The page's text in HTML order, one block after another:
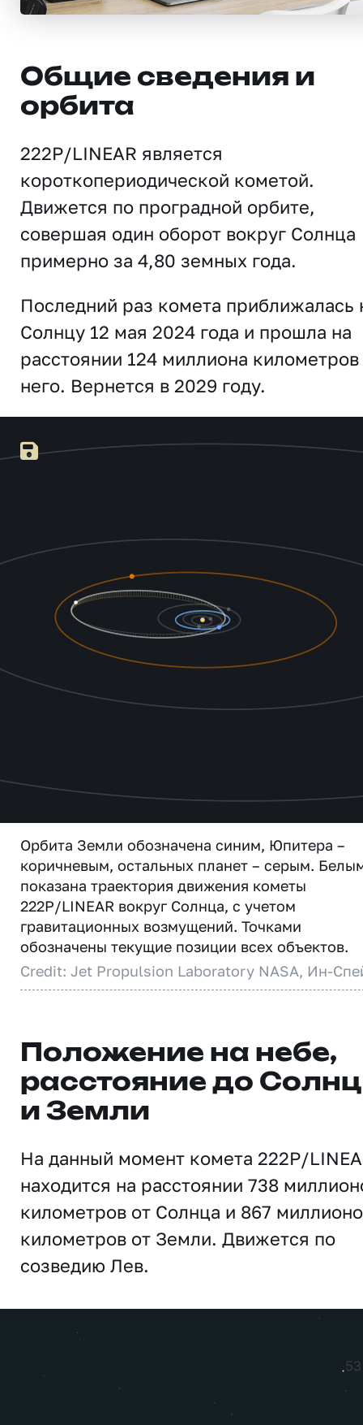
Общие сведения и
орбита
222P/LINEAR является
короткопериодической кометой.
Движется по проградной орбите,
совершая один оборот вокруг Солнца
примерно за 4,80 земных года.
Последний раз комета приближалась
Солнцу 12 мая 2024 года и прошла на
расстоянии 124 миллиона километров
него. Вернется в 2029 году.
Орбита Земли обозначена синим, Юпитера –
коричневым, остальных планет – серым.
показана траектория движения кометы
222P/LINEAR вокруг Солнца, с учетом
гравитационных возмущений. Точками
обозначены текущие позиции всех объектов.
Credit: Jet Propulsion Laboratory NASA, Ин-
Положение на небе,
расстояние до
и Земли
На данный момент комета 222P/
находится на расстоянии 738
километров от Солнца и 867
километров от Земли. Движется по
созведию Лев.